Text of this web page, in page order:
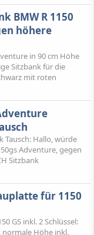
BMW R 1150
höhere
in 90 cm Höhe
Sitzbank für die
mit roten
Tausch: Hallo, würde
Adventure, gegen
Sitzbank
für 1150
GS inkl. 2 Schlüssel:
Höhe inkl.